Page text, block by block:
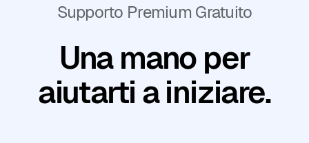
Supporto Premium Gratuito
Una mano per
aiutarti a iniziare.